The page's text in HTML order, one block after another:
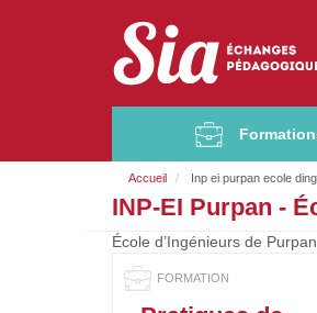
F
i
l
Accueil Inp ei purpan ecole
INP-EI Purpan -
École d’Ingénieurs de Purpan